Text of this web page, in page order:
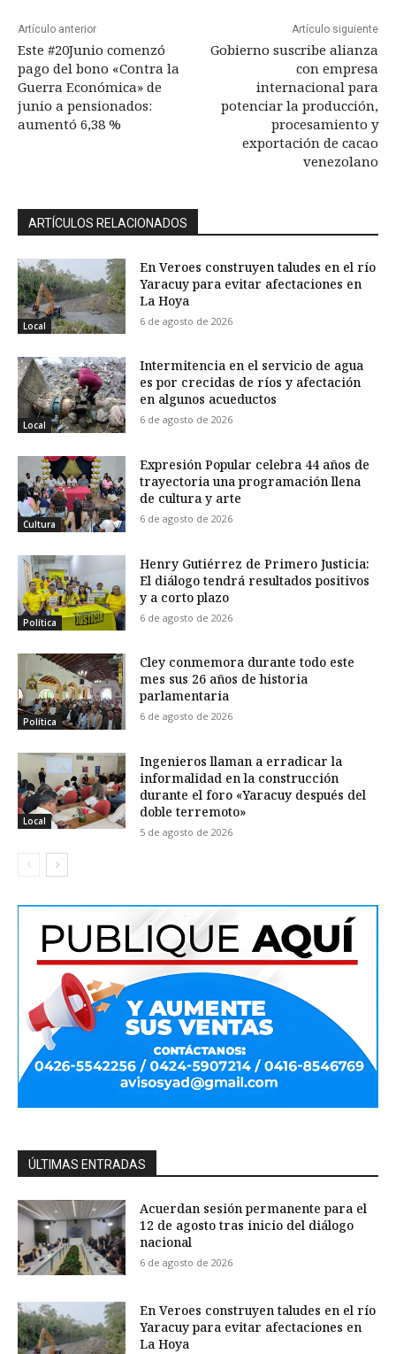
Artículo anterior
Este #20Junio comenzó
pago del bono «Contra la
Guerra Económica» de
junio a pensionados:
aumentó 6,38 %
Artículo siguiente
Gobierno suscribe alianza
con empresa
internacional para
potenciar la producción,
procesamiento y
exportación de cacao
venezolano
ARTÍCULOS RELACIONADOS
Local
En Veroes construyen taludes en el río
Yaracuy para evitar afectaciones en
La Hoya
6 de agosto de 2026
Local
Intermitencia en el servicio de agua
es por crecidas de ríos y afectación
en algunos acueductos
6 de agosto de 2026
Cultura
Expresión Popular celebra 44 años de
trayectoria una programación llena
de cultura y arte
6 de agosto de 2026
Política
Henry Gutiérrez de Primero Justicia:
El diálogo tendrá resultados positivos
y a corto plazo
6 de agosto de 2026
Política
Cley conmemora durante todo este
mes sus 26 años de historia
parlamentaria
6 de agosto de 2026
Local
Ingenieros llaman a erradicar la
informalidad en la construcción
durante el foro «Yaracuy después del
doble terremoto»
5 de agosto de 2026
ÚLTIMAS ENTRADAS
Acuerdan sesión permanente para el
12 de agosto tras inicio del diálogo
nacional
6 de agosto de 2026
En Veroes construyen taludes en el río
Yaracuy para evitar afectaciones en
La Hoya